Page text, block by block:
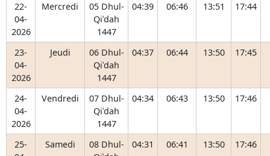
22-
04-
2026
Mercredi
05 Dhul-
Qiʿdah
1447
04:39 06:46 13:51 17:44
23-
04-
2026
Jeudi
06 Dhul-
Qiʿdah
1447
04:37 06:44 13:50 17:45
24-
04-
2026
Vendredi
07 Dhul-
Qiʿdah
1447
04:34 06:43 13:50 17:46
25-
Samedi
08 Dhul-
04:31 06:41 13:50 17:46